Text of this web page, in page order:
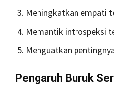
Meningkatkan empati
Memantik introspeksi
Menguatkan
Pengaruh Buruk